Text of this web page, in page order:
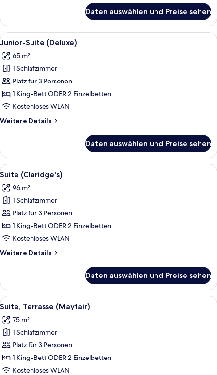
(Claridge's)
Daten auswählen und Preise sehen
Alle
Fotos
für
Junior-
Suite
(Deluxe)
anzeigen
Ein helles Wohnzimmer mit Kamin
5
Junior-Suite (Deluxe)
65 m²
1 Schlafzimmer
Platz für 3 Personen
1 King-Bett ODER 2 Einzelbetten
Kostenloses WLAN
Weitere Details
Weitere
Suite
(Deluxe)
Daten auswählen und Preise sehen
Alle
Fotos
für
Suite
(Claridge's)
anzeigen
Suite (Claridge's) | Wohnbereich |
5
Suite (Claridge's)
96 m²
1 Schlafzimmer
Platz für 3 Personen
1 King-Bett ODER 2 Einzelbetten
Kostenloses WLAN
Weitere Details
Weitere
(Claridge's)
Daten auswählen und Preise sehen
Alle
Fotos
für
Suite,
Terrasse
(Mayfair)
anzeigen
Ein modernes Wohnzimmer mit
6
Suite, Terrasse (Mayfair)
75 m²
1 Schlafzimmer
Platz für 3 Personen
1 King-Bett ODER 2 Einzelbetten
Kostenloses WLAN